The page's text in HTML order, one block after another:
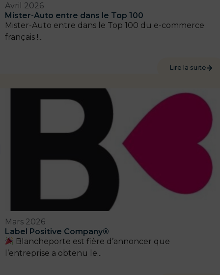
Mister-Auto entre dans le Top 100
Avril 2026
Mister-Auto entre dans le Top 100 du e-commerce
français !...
Lire la suite
Label Positive Company®
Mars 2026
Blancheporte est fière d’annoncer que
l’entreprise a obtenu le...